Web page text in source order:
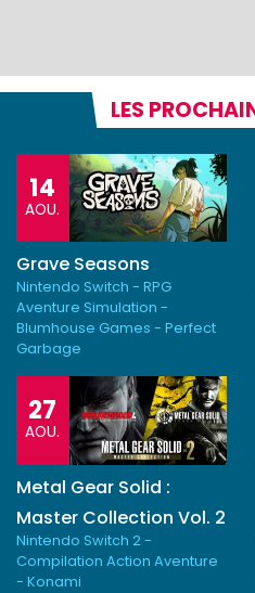
LES
14
AOU.
Grave Seasons
Nintendo Switch - RPG
Aventure Simulation -
Blumhouse Games - Perfect
Garbage
27
AOU.
Metal Gear Solid :
Master Collection Vol. 2
Nintendo Switch 2 -
Compilation Action Aventure
- Konami